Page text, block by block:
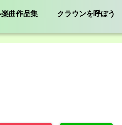
曲作品集 クラウンを呼ぼう